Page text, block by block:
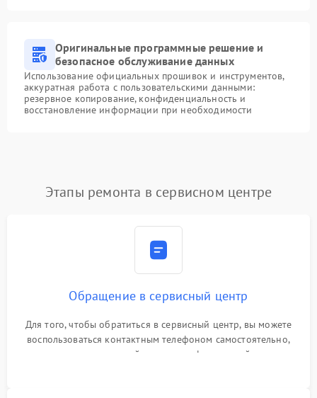
Оригинальные программные решение и
безопасное обслуживание данных
Использование официальных прошивок и инструментов,
аккуратная работа с пользовательскими данными:
резервное копирование, конфиденциальность и
восстановление информации при необходимости
Этапы ремонта в сервисном центре
Обращение в сервисный центр
Для того, чтобы обратиться в сервисный центр, вы можете
воспользоваться контактным телефоном самостоятельно,
или оставить свой номер телефона на сайте